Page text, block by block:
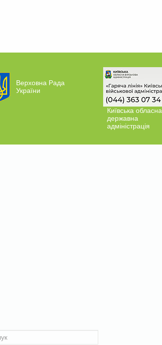
Верховна Рада
України
Київська обласна
державна
адміністрація